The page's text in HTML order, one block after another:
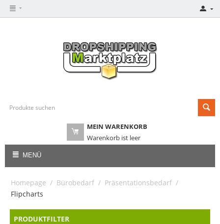
MEIN WARENKORB
Warenkorb ist leer
MENÜ
Homepage / Bürobedarf / Präsentationsbedarf /
Flipcharts
PRODUKTFILTER